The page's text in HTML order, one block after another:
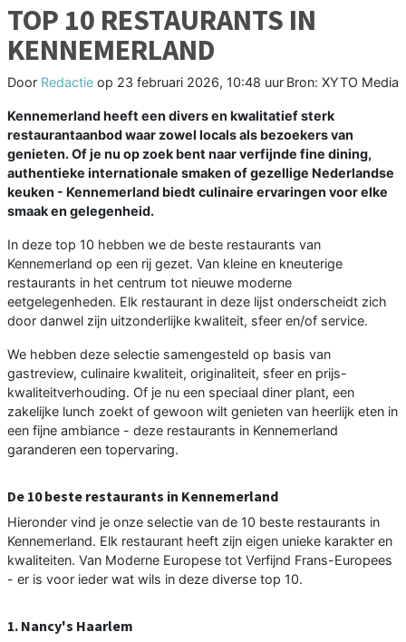
TOP 10 RESTAURANTS IN
KENNEMERLAND
Door Redactie op 23 februari 2026, 10:48 uur Bron: XYTO Media
Kennemerland heeft een divers en kwalitatief sterk
restaurantaanbod waar zowel locals als bezoekers van
genieten. Of je nu op zoek bent naar verfijnde fine dining,
authentieke internationale smaken of gezellige Nederlandse
keuken - Kennemerland biedt culinaire ervaringen voor elke
smaak en gelegenheid.
In deze top 10 hebben we de beste restaurants van
Kennemerland op een rij gezet. Van kleine en kneuterige
restaurants in het centrum tot nieuwe moderne
eetgelegenheden. Elk restaurant in deze lijst onderscheidt zich
door danwel zijn uitzonderlijke kwaliteit, sfeer en/of service.
We hebben deze selectie samengesteld op basis van
gastreview, culinaire kwaliteit, originaliteit, sfeer en prijs-
kwaliteitverhouding. Of je nu een speciaal diner plant, een
zakelijke lunch zoekt of gewoon wilt genieten van heerlijk eten in
een fijne ambiance - deze restaurants in Kennemerland
garanderen een topervaring.
De 10 beste restaurants in Kennemerland
Hieronder vind je onze selectie van de 10 beste restaurants in
Kennemerland. Elk restaurant heeft zijn eigen unieke karakter en
kwaliteiten. Van Moderne Europese tot Verfijnd Frans-Europees
- er is voor ieder wat wils in deze diverse top 10.
1. Nancy's Haarlem